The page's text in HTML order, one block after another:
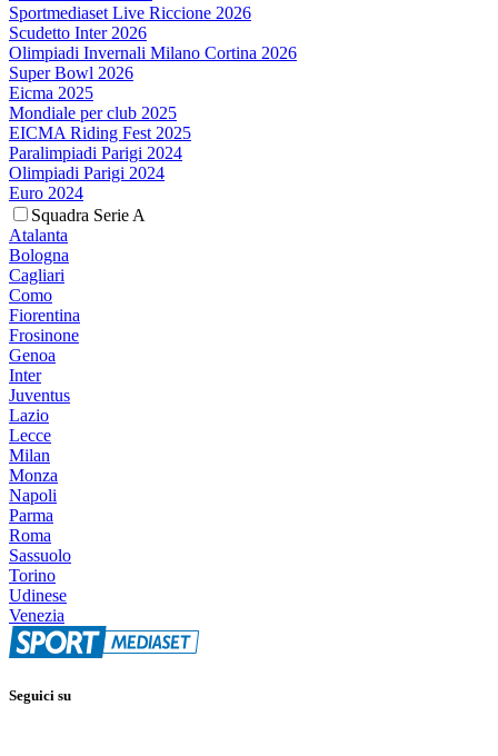
Sportmediaset Live Riccione 2026
Scudetto Inter 2026
Olimpiadi Invernali Milano Cortina 2026
Super Bowl 2026
Eicma 2025
Mondiale per club 2025
EICMA Riding Fest 2025
Paralimpiadi Parigi 2024
Olimpiadi Parigi 2024
Euro 2024
Squadra Serie A
Atalanta
Bologna
Cagliari
Como
Fiorentina
Frosinone
Genoa
Inter
Juventus
Lazio
Lecce
Milan
Monza
Napoli
Parma
Roma
Sassuolo
Torino
Udinese
Venezia
Seguici su